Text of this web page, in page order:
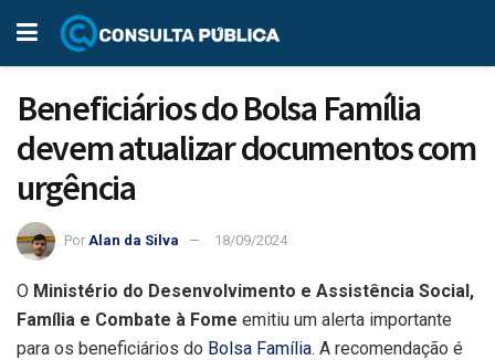
Beneficiários do Bolsa Família
devem atualizar documentos com
urgência
Por Alan da Silva 18/09/2024
O Ministério do Desenvolvimento e Assistência Social,
Família e Combate à Fome emitiu um alerta importante
para os beneficiários do Bolsa Família. A recomendação é